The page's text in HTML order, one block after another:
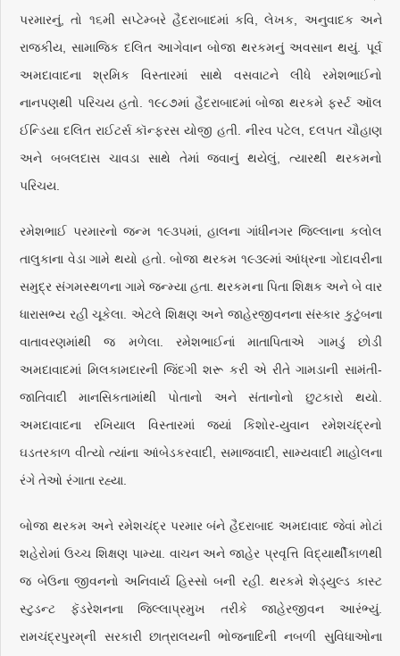
પરમારનું, તો ૧૬મી સપ્ટેમ્બરે હૈદરાબાદમાં કવિ, લેખક, અનુવાદક અને
રાજકીય, સામાજિક દલિત આગેવાન બોજા થરકમનું અવસાન થયું. પૂર્વ
અમદાવાદના શ્રમિક વિસ્તારમાં સાથે વસવાટને લીધે રમેશભાઈનો
નાનપણથી પરિચય હતો. ૧૯૮૭માં હૈદરાબાદમાં બોજા થરકમે ફર્સ્ટ ઑલ
ઈન્ડિયા દલિત રાઈટર્સ કૉન્ફરસ યોજી હતી. નીરવ પટેલ, દલપત ચૌહાણ
અને બબલદાસ ચાવડા સાથે તેમાં જવાનું થયેલું, ત્યારથી થરકમનો
પરિચય.
રમેશભાઈ પરમારનો જન્મ ૧૯૩૫માં, હાલના ગાંધીનગર જિલ્લાના કલોલ
તાલુકાના વેડા ગામે થયો હતો. બોજા થરકમ ૧૯૩૯માં આંધ્રના ગોદાવરીના
સમુદ્ર સંગમસ્થળના ગામે જન્મ્યા હતા. થરકમના પિતા શિક્ષક અને બે વાર
ધારાસભ્ય રહી ચૂકેલા. એટલે શિક્ષણ અને જાહેરજીવનના સંસ્કાર કુટુંબના
વાતાવરણમાંથી જ મળેલા. રમેશભાઈનાં માતાપિતાએ ગામડું છોડી
અમદાવાદમાં મિલકામદારની જિંદગી શરૂ કરી એ રીતે ગામડાની સામંતી-
જાતિવાદી માનસિકતામાંથી પોતાનો અને સંતાનોનો છુટકારો થયો.
અમદાવાદના રખિયાલ વિસ્તારમાં જ્યાં કિશોર-યુવાન રમેશચંદ્રનો
ઘડતરકાળ વીત્યો ત્યાંના આંબેડકરવાદી, સમાજવાદી, સામ્યવાદી માહોલના
રંગે તેઓ રંગાતા રહ્યા.
બોજા થરકમ અને રમેશચંદ્ર પરમાર બંને હૈદરાબાદ અમદાવાદ જેવાં મોટાં
શહેરોમાં ઉચ્ચ શિક્ષણ પામ્યા. વાચન અને જાહેર પ્રવૃત્તિ વિદ્યાર્થીકાળથી
જ બેઉના જીવનનો અનિવાર્ય હિસ્સો બની રહી. થરકમે શેડ્યુલ્ડ કાસ્ટ
સ્ટુડન્ટ ફૅડરેશનના જિલ્લાપ્રમુખ તરીકે જાહેરજીવન આરંભ્યું.
રામચંદ્રપુરમ્‌ની સરકારી છાત્રાલયની ભોજનાદિની નબળી સુવિધાઓના